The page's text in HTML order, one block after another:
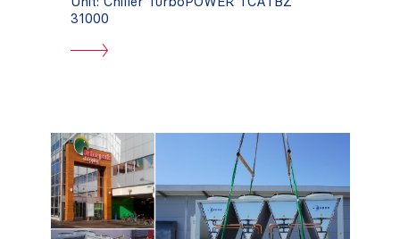
31000